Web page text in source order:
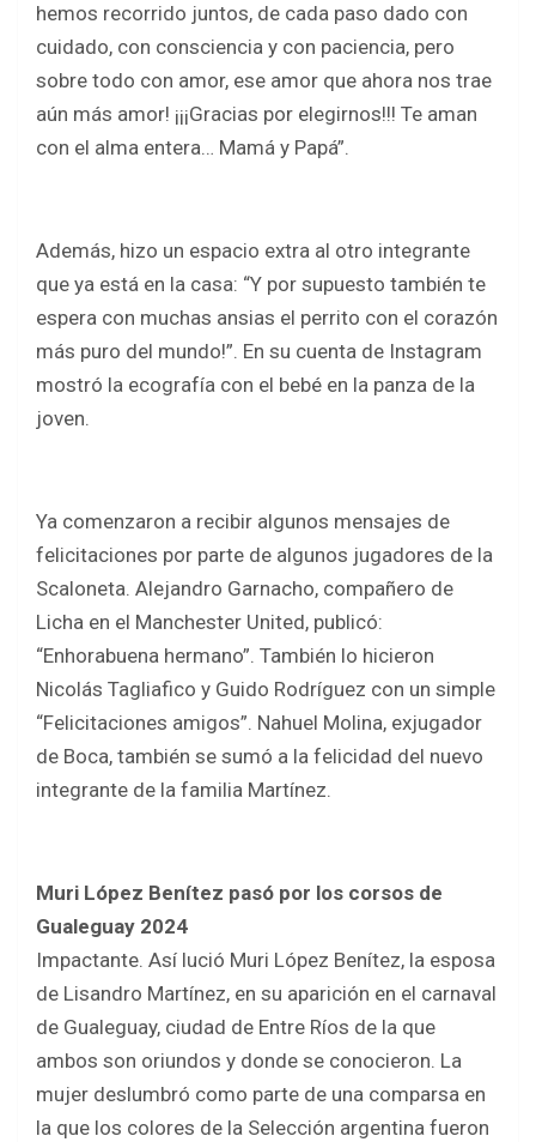
hemos recorrido juntos, de cada paso dado con
cuidado, con consciencia y con paciencia, pero
sobre todo con amor, ese amor que ahora nos trae
aún más amor! ¡¡¡Gracias por elegirnos!!! Te aman
con el alma entera… Mamá y Papá”.
Además, hizo un espacio extra al otro integrante
que ya está en la casa: “Y por supuesto también te
espera con muchas ansias el perrito con el corazón
más puro del mundo!”. En su cuenta de Instagram
mostró la ecografía con el bebé en la panza de la
joven.
Ya comenzaron a recibir algunos mensajes de
felicitaciones por parte de algunos jugadores de la
Scaloneta. Alejandro Garnacho, compañero de
Licha en el Manchester United, publicó:
“Enhorabuena hermano”. También lo hicieron
Nicolás Tagliafico y Guido Rodríguez con un simple
“Felicitaciones amigos”. Nahuel Molina, exjugador
de Boca, también se sumó a la felicidad del nuevo
integrante de la familia Martínez.
Muri López Benítez pasó por los corsos de
Gualeguay 2024
Impactante. Así lució Muri López Benítez, la esposa
de Lisandro Martínez, en su aparición en el carnaval
de Gualeguay, ciudad de Entre Ríos de la que
ambos son oriundos y donde se conocieron. La
mujer deslumbró como parte de una comparsa en
la que los colores de la Selección argentina fueron